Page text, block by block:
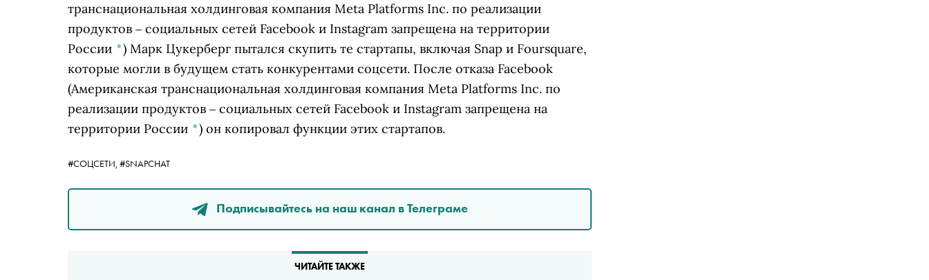
транснациональная холдинговая компания Meta Platforms Inc. по реализации
продуктов ‒ социальных сетей Facebook и Instagram запрещена на территории
России *) Марк Цукерберг пытался скупить те стартапы, включая Snap и Foursquare,
которые могли в будущем стать конкурентами соцсети. После отказа Facebook
(Американская транснациональная холдинговая компания Meta Platforms Inc. по
реализации продуктов ‒ социальных сетей Facebook и Instagram запрещена на
территории России *) он копировал функции этих стартапов.
#СОЦСЕТИ, #SNAPCHAT
Подписывайтесь на наш канал в Телеграме
ЧИТАЙТЕ ТАКЖЕ